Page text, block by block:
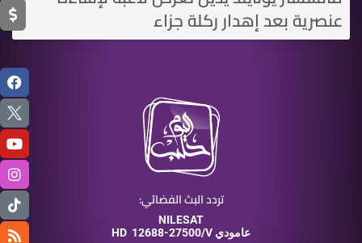
عنصرية بعد إهدار ركلة جزاء
تردد البث الفضائي:
NILESAT
HD
12688-27500/V عامودي